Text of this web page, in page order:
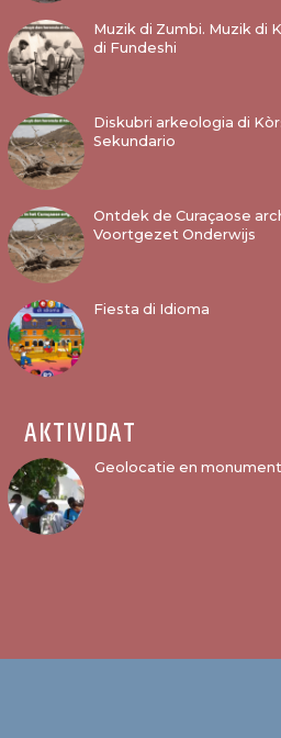
Muzik di Zumbi. Muzik di
di Fundeshi
Diskubri arkeologia di
Sekundario
Ontdek de Curaçaose
Voortgezet Onderwijs
Fiesta di Idioma
AKTIVIDAT
Geolocatie en